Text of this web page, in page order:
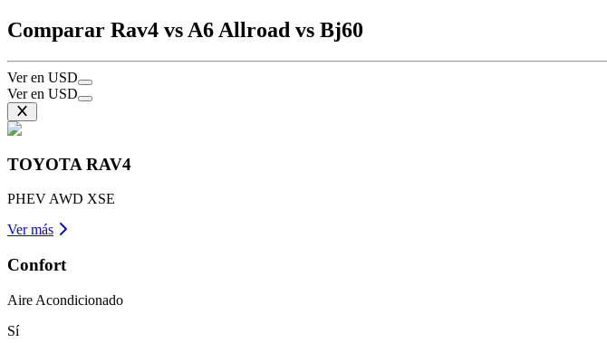
Comparar Rav4 vs A6 Allroad vs Bj60
Ver en USD
Ver en USD
TOYOTA RAV4
PHEV AWD XSE
Ver más
Confort
Aire Acondicionado
Sí